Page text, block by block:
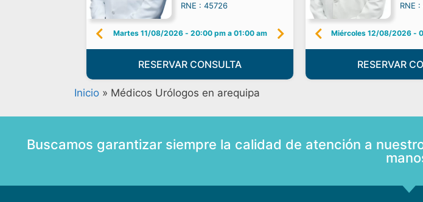
RNE : 45726
Martes 11/08/2026- 20:00 pm a 01:00 am
RESERVAR CONSULTA
RNE
Miércoles 12/08/2026 -
RESERVAR
Inicio » Médicos Urólogos en arequipa
Buscamos garantizar siempre la calidad de atención a